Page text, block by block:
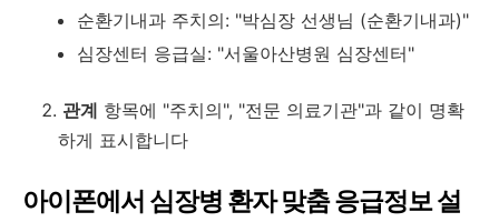
순환기내과 주치의: "박심장 선생님 (순환기내과)"
심장센터 응급실: "서울아산병원 심장센터"
관계 항목에 "주치의", "전문 의료기관"과 같이 명확
하게 표시합니다
아이폰에서 심장병 환자 맞춤 응급정보 설